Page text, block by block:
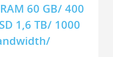
60 GB/ 400
1,6 TB/ 1000